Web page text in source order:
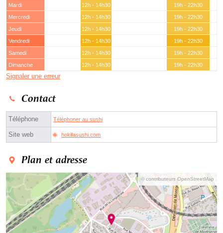
Mardi
12h - 14h30
19h - 22h30
Mercredi
12h - 14h30
19h - 22h30
Jeudi
12h - 14h30
19h - 22h30
Vendredi
12h - 14h30
19h - 22h30
Samedi
12h - 14h30
19h - 22h30
Dimanche
12h - 14h30 19h - 22h30
Signaler une erreur
Contact
Téléphone Téléphoner au sushi
Site web hokifasushi.com
Plan et adresse
© contributeurs OpenStreetMap